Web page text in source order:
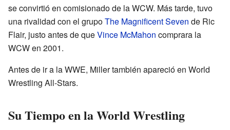
se convirtió en comisionado de la WCW. Más tarde, tuvo
una rivalidad con el grupoThe Magnificent Seven de Ric
Flair, justo antes de queVince McMahon comprara la
WCW en 2001.
Antes de ir a la WWE, Miller también apareció en World
Wrestling All-Stars.
Su Tiempo en la World Wrestling